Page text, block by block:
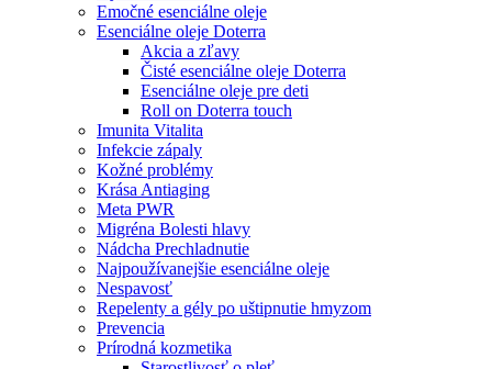
Emočné esenciálne oleje
Esenciálne oleje Doterra
Akcia a zľavy
Čisté esenciálne oleje Doterra
Esenciálne oleje pre deti
Roll on Doterra touch
Imunita Vitalita
Infekcie zápaly
Kožné problémy
Krása Antiaging
Meta PWR
Migréna Bolesti hlavy
Nádcha Prechladnutie
Najpoužívanejšie esenciálne oleje
Nespavosť
Repelenty a gély po uštipnutie hmyzom
Prevencia
Prírodná kozmetika